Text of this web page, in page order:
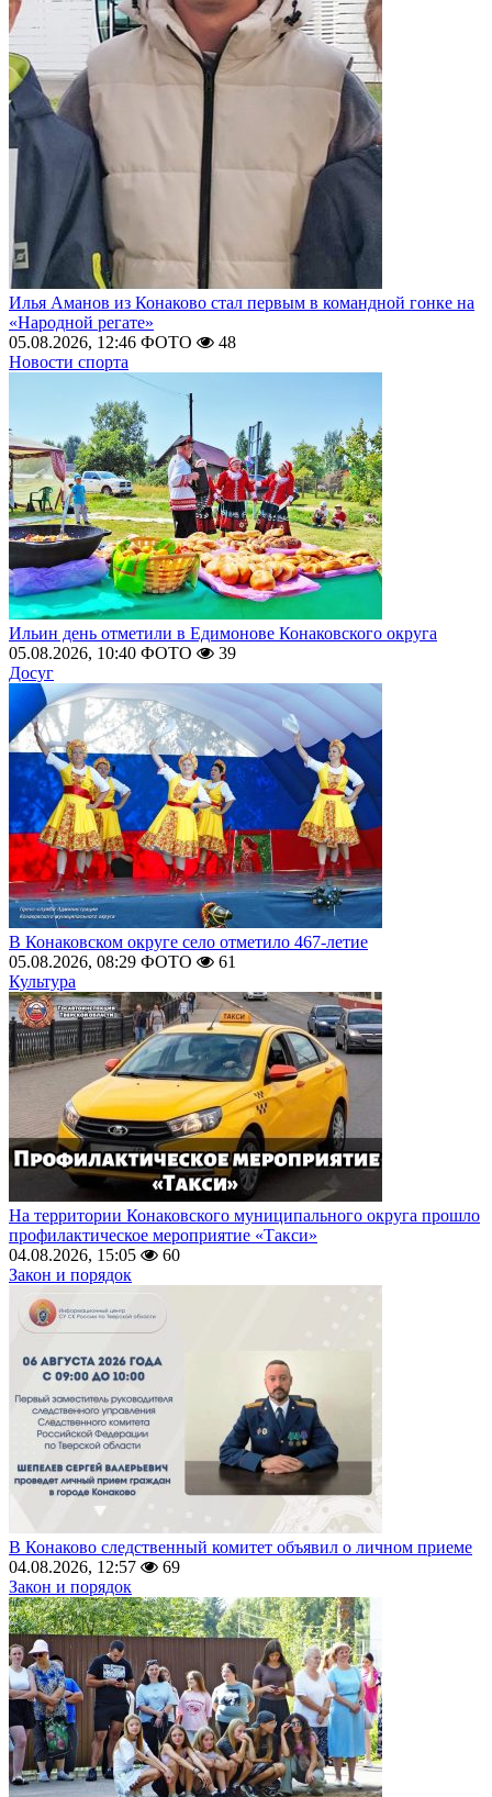
Илья Аманов из Конаково стал первым в командной гонке на
«Народной регате»
05.08.2026, 12:46 ФОТО
48
Новости спорта
Ильин день отметили в Едимонове Конаковского округа
05.08.2026, 10:40 ФОТО
39
Досуг
В Конаковском округе село отметило 467-летие
05.08.2026, 08:29 ФОТО
61
Культура
На территории Конаковского муниципального округа прошло
профилактическое мероприятие «Такси»
04.08.2026, 15:05
60
Закон и порядок
В Конаково следственный комитет объявил о личном приеме
04.08.2026, 12:57
69
Закон и порядок